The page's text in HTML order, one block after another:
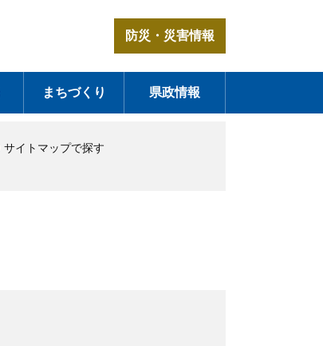
防災・災害情報
まちづくり 県政情報
サイトマップで探す